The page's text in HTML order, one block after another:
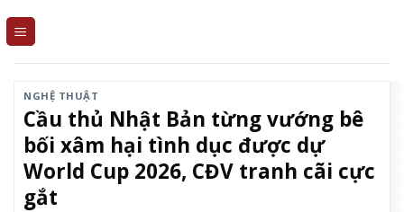
NGHỆ THUẬT
Cầu thủ Nhật Bản từng vướng bê
bối xâm hại tình dục được dự
World Cup 2026, CĐV tranh cãi cực
gắt